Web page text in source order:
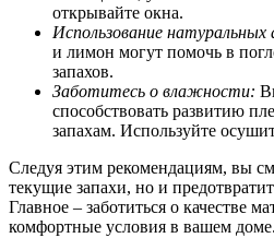
открывайте окна.
Использование натуральных
и лимон могут помочь в
запахов.
Заботитесь о влажности:
способствовать развитию
запахам. Используйте
Следуя этим рекомендациям, вы
текущие запахи, но и
Главное – заботиться о качестве
комфортные условия в вашем доме.